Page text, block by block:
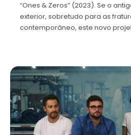
“Ones & Zeros” (2023). Se o
exterior, sobretudo para as
contemporâneo, este novo